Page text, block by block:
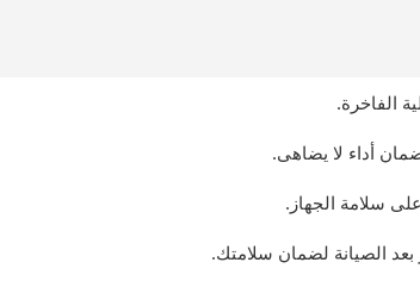
الفاخرة.
أداء لا يضاهى.
سلامة الجهاز.
الصيانة لضمان سلامتك.